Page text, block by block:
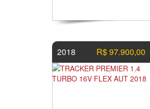
2018 R$ 97.900,00